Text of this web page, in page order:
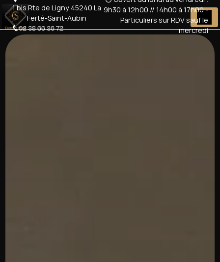
1 bis Rte de Ligny 45240 La
Ferté-Saint-Aubin
02 38 66 36 72
9h30 à 12h00 // 14h00 à 17h00 -
Particuliers sur RDV sauf le
mercredi
Panneau de gestion des cookies